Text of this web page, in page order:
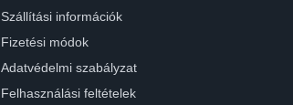
Szállítási információk
Fizetési módok
Adatvédelmi szabályzat
Felhasználási feltételek